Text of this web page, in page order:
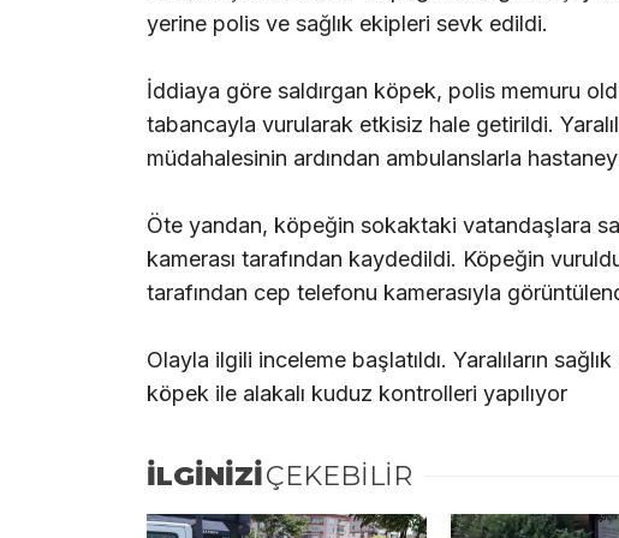
yerine polis ve sağlık ekipleri sevk edildi.
İddiaya göre saldırgan köpek, polis memuru
tabancayla vurularak etkisiz hale getirildi.
müdahalesinin ardından ambulanslarla
Öte yandan, köpeğin sokaktaki vatandaşlara
kamerası tarafından kaydedildi. Köpeğin
tarafından cep telefonu kamerasıyla
Olayla ilgili inceleme başlatıldı. Yaralıların
köpek ile alakalı kuduz kontrolleri yapılıyor
İLGİNİZİÇEKEBİLİR